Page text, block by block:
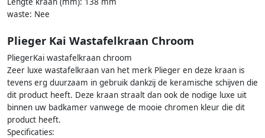
waste: Nee
Plieger Kai Wastafelkraan Chroom
PliegerKai wastafelkraan chroom
Zeer luxe wastafelkraan van het merk Plieger en deze kraan is
tevens erg duurzaam in gebruik dankzij de keramische schijven die
dit product heeft. Deze kraan straalt dan ook de nodige luxe uit
binnen uw badkamer vanwege de mooie chromen kleur die dit
product heeft.
Specificaties: